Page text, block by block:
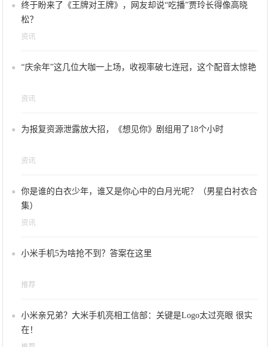
终于盼来了《王牌对王牌》，网友却说“吃播”贾玲长得像高晓
松？
资讯
“庆余年”这几位大咖一上场，收视率破七连冠，这个配音太惊艳
资讯
为报复资源泄露放大招，《想见你》剧组用了18个小时
资讯
你是谁的白衣少年，谁又是你心中的白月光呢？（男星白衬衣合
集）
资讯
小米手机5为啥抢不到？答案在这里
推荐
小米亲兄弟？大米手机亮相工信部：关键是Logo太过亮眼 很实
在！